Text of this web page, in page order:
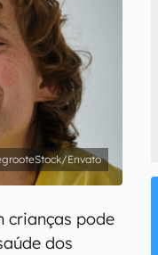
Termos de Uso e Política de
Envato
crianças pode
dos